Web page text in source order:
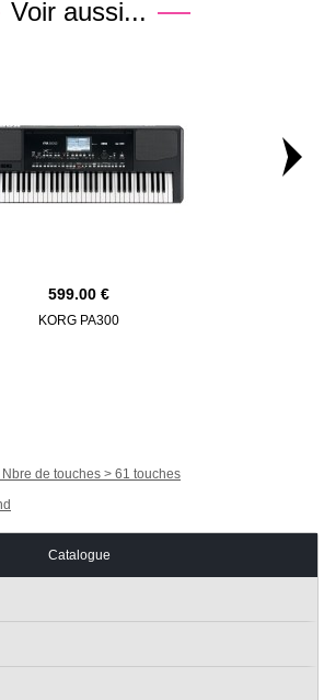
Voir aussi...
599.00
KORG PA300
de touches > 61 touches
Catalogue